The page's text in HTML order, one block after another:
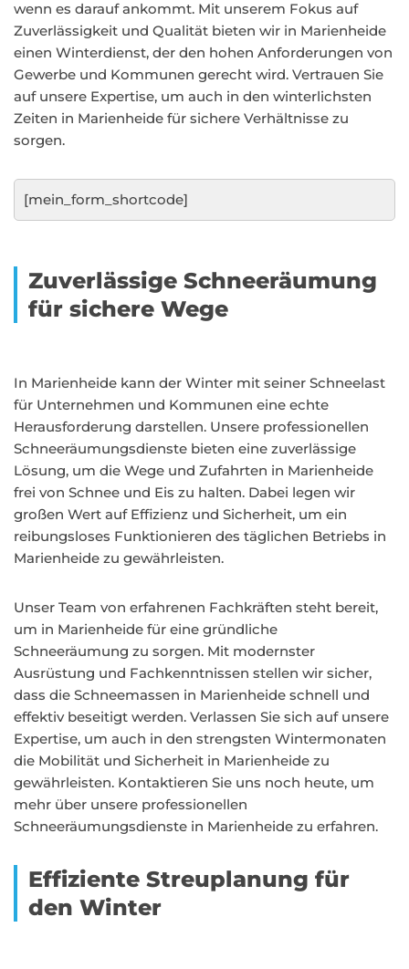
wenn es darauf ankommt. Mit unserem Fokus auf
Zuverlässigkeit und Qualität bieten wir in Marienheide
einen Winterdienst, der den hohen Anforderungen von
Gewerbe und Kommunen gerecht wird. Vertrauen Sie
auf unsere Expertise, um auch in den winterlichsten
Zeiten in Marienheide für sichere Verhältnisse zu
sorgen.
[mein_form_shortcode]
Zuverlässige Schneeräumung
für sichere Wege
In Marienheide kann der Winter mit seiner Schneelast
für Unternehmen und Kommunen eine echte
Herausforderung darstellen. Unsere professionellen
Schneeräumungsdienste bieten eine zuverlässige
Lösung, um die Wege und Zufahrten in Marienheide
frei von Schnee und Eis zu halten. Dabei legen wir
großen Wert auf Effizienz und Sicherheit, um ein
reibungsloses Funktionieren des täglichen Betriebs in
Marienheide zu gewährleisten.
Unser Team von erfahrenen Fachkräften steht bereit,
um in Marienheide für eine gründliche
Schneeräumung zu sorgen. Mit modernster
Ausrüstung und Fachkenntnissen stellen wir sicher,
dass die Schneemassen in Marienheide schnell und
effektiv beseitigt werden. Verlassen Sie sich auf unsere
Expertise, um auch in den strengsten Wintermonaten
die Mobilität und Sicherheit in Marienheide zu
gewährleisten. Kontaktieren Sie uns noch heute, um
mehr über unsere professionellen
Schneeräumungsdienste in Marienheide zu erfahren.
Effiziente Streuplanung für
den Winter